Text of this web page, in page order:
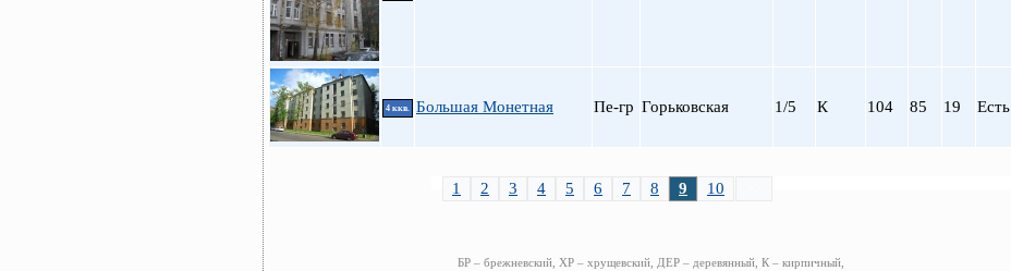
4 ккв. Большая Монетная Пе-гр Горьковская 1/5 К 104 85 19 Есть
1 2 3 4 5 6 7 8 9 10
БР – брежневский, ХР – хрущевский, ДЕР – деревянный, К – кирпичный,